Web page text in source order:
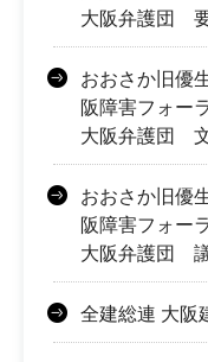
大阪弁護団
おおさか旧優
阪障害フォー
大阪弁護団
おおさか旧優
阪障害フォー
大阪弁護団
全建総連 大